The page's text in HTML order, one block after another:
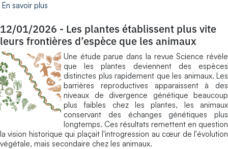
En savoir plus
12/01/2026 - Les plantes établissent plus vite
leurs frontières d’espèce que les animaux
Une étude parue dans la revue Science révèle
que les plantes deviennent des espèces
distinctes plus rapidement que les animaux. Les
barrières reproductives apparaissent à des
niveaux de divergence génétique beaucoup
plus faibles chez les plantes, les animaux
conservant des échanges génétiques plus
longtemps. Ces résultats remettent en question
la vision historique qui plaçait l'introgression au cœur de l'évolution
végétale, mais secondaire chez les animaux.